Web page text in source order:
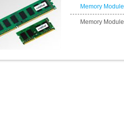
Memory Module
Memory Module